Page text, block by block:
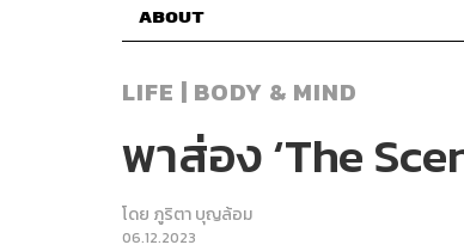
ABOUT
LIFE | BODY & MIND
พาส่อง ‘The
โดย ภูริตา บุญล้อม
06.12.2023